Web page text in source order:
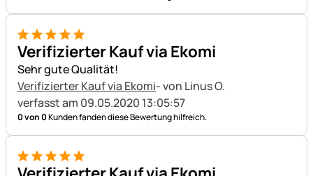
5 von 5
Verifizierter Kauf via Ekomi
Sehr gute Qualität!
Verifizierter Kauf via Ekomi- von Linus O.
verfasst am 09.05.2020 13:05:57
0 von 0Kunden fanden diese Bewertung hilfreich.
5 von 5